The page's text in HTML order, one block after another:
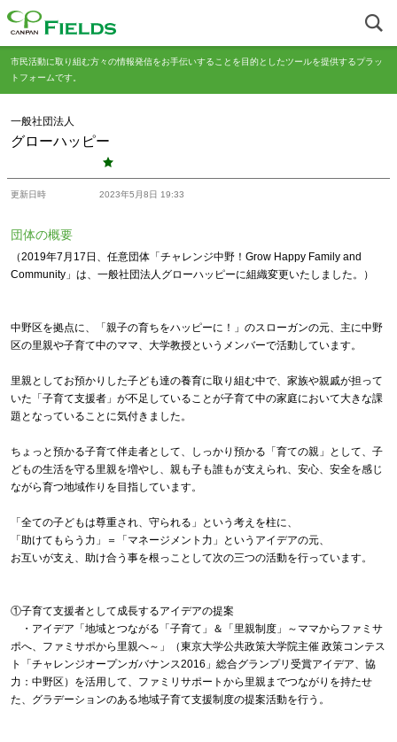
市民活動に取り組む方々の情報発信をお手伝いすることを目的としたツールを提供するプラッ
トフォームです。
一般社団法人
グローハッピー
更新日時 2023年5月8日 19:33
団体の概要
（2019年7月17日、任意団体「チャレンジ中野！Grow Happy Family and
Community」は、一般社団法人グローハッピーに組織変更いたしました。）
中野区を拠点に、「親子の育ちをハッピーに！」のスローガンの元、主に中野
区の里親や子育て中のママ、大学教授というメンバーで活動しています。
里親としてお預かりした子ども達の養育に取り組む中で、家族や親戚が担って
いた「子育て支援者」が不足していることが子育て中の家庭において大きな課
題となっていることに気付きました。
ちょっと預かる子育て伴走者として、しっかり預かる「育ての親」として、子
どもの生活を守る里親を増やし、親も子も誰もが支えられ、安心、安全を感じ
ながら育つ地域作りを目指しています。
「全ての子どもは尊重され、守られる」という考えを柱に、
「助けてもらう力」＝「マネージメント力」というアイデアの元、
お互いが支え、助け合う事を根っことして次の三つの活動を行っています。
①子育て支援者として成長するアイデアの提案
・アイデア「地域とつながる「子育て」＆「里親制度」～ママからファミサ
ポへ、ファミサポから里親へ～」（東京大学公共政策大学院主催 政策コンテス
ト「チャレンジオープンガバナンス2016」総合グランプリ受賞アイデア、協
力：中野区）を活用して、ファミリサポートから里親までつながりを持たせ
た、グラデーションのある地域子育て支援制度の提案活動を行う。